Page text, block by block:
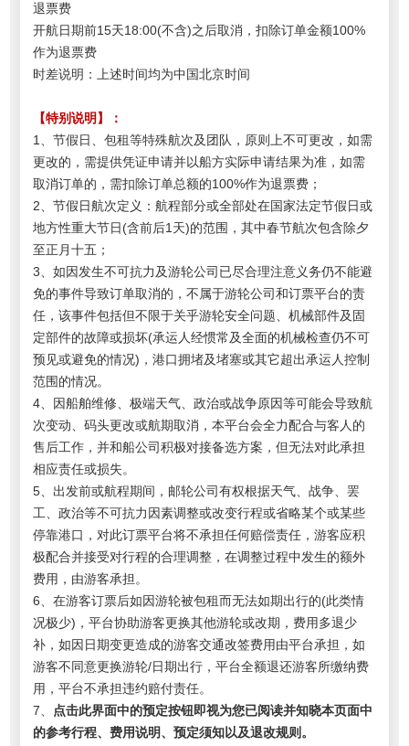
退票费
开航日期前15天18:00(不含)之后取消，扣除订单金额100%
作为退票费
时差说明：上述时间均为中国北京时间
【特别说明】：
1、节假日、包租等特殊航次及团队，原则上不可更改，如需
更改的，需提供凭证申请并以船方实际申请结果为准，如需
取消订单的，需扣除订单总额的100%作为退票费；
2、节假日航次定义：航程部分或全部处在国家法定节假日或
地方性重大节日(含前后1天)的范围，其中春节航次包含除夕
至正月十五；
3、如因发生不可抗力及游轮公司已尽合理注意义务仍不能避
免的事件导致订单取消的，不属于游轮公司和订票平台的责
任，该事件包括但不限于关乎游轮安全问题、机械部件及固
定部件的故障或损坏(承运人经惯常及全面的机械检查仍不可
预见或避免的情况)，港口拥堵及堵塞或其它超出承运人控制
范围的情况。
4、因船舶维修、极端天气、政治或战争原因等可能会导致航
次变动、码头更改或航期取消，本平台会全力配合与客人的
售后工作，并和船公司积极对接备选方案，但无法对此承担
相应责任或损失。
5、出发前或航程期间，邮轮公司有权根据天气、战争、罢
工、政治等不可抗力因素调整或改变行程或省略某个或某些
停靠港口，对此订票平台将不承担任何赔偿责任，游客应积
极配合并接受对行程的合理调整，在调整过程中发生的额外
费用，由游客承担。
6、在游客订票后如因游轮被包租而无法如期出行的(此类情
况极少)，平台协助游客更换其他游轮或改期，费用多退少
补，如因日期变更造成的游客交通改签费用由平台承担，如
游客不同意更换游轮/日期出行，平台全额退还游客所缴纳费
用，平台不承担违约赔付责任。
7、 点击此界面中的预定按钮即视为您已阅读并知晓本页面中
的参考行程、费用说明、预定须知以及退改规则。